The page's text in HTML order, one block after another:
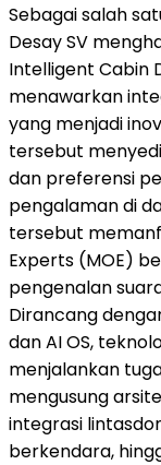
Sebagai salah
Desay SV
Intelligent Cabin
menawarkan
yang menjadi
tersebut
dan preferensi
pengalaman di
tersebut
Experts (MOE)
pengenalan
Dirancang
dan AI OS,
menjalankan
mengusung
integrasi
berkendara,